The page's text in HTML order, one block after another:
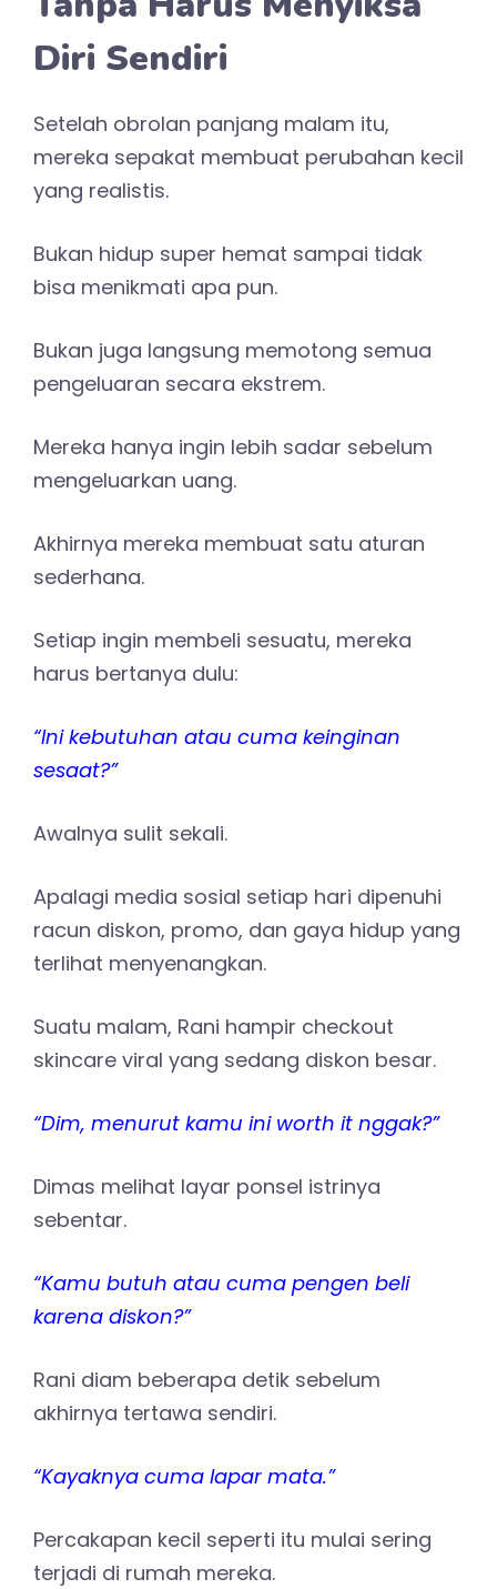
Diri Sendiri
Setelah obrolan panjang malam itu,
mereka sepakat membuat perubahan kecil
yang realistis.
Bukan hidup super hemat sampai tidak
bisa menikmati apa pun.
Bukan juga langsung memotong semua
pengeluaran secara ekstrem.
Mereka hanya ingin lebih sadar sebelum
mengeluarkan uang.
Akhirnya mereka membuat satu aturan
sederhana.
Setiap ingin membeli sesuatu, mereka
harus bertanya dulu:
“Ini kebutuhan atau cuma keinginan
sesaat?”
Awalnya sulit sekali.
Apalagi media sosial setiap hari dipenuhi
racun diskon, promo, dan gaya hidup yang
terlihat menyenangkan.
Suatu malam, Rani hampir checkout
skincare viral yang sedang diskon besar.
“Dim, menurut kamu ini worth it nggak?”
Dimas melihat layar ponsel istrinya
sebentar.
“Kamu butuh atau cuma pengen beli
karena diskon?”
Rani diam beberapa detik sebelum
akhirnya tertawa sendiri.
“Kayaknya cuma lapar mata.”
Percakapan kecil seperti itu mulai sering
terjadi di rumah mereka.